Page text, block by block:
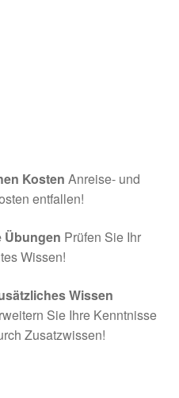
Kosten Anreise- und
entfallen!
Übungen Prüfen Sie Ihr
Wissen!
Wissen
Sie Ihre Kenntnisse
Zusatzwissen!